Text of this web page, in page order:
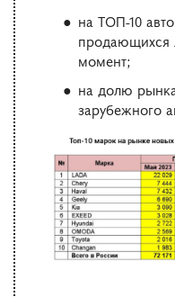
на ТОП-10
продающихся
момент;
на долю
зарубежного